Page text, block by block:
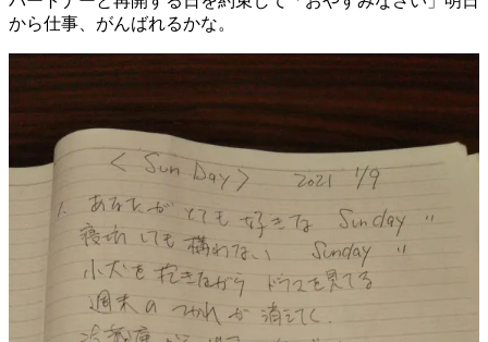
から仕事、がんばれるかな。